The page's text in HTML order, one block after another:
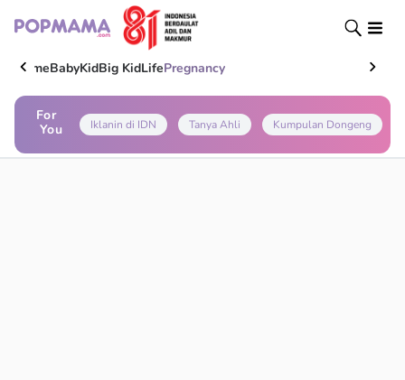
HomeBabyKidBig KidLifePregnancy
For
You
Iklanin di IDN Tanya Ahli Kumpulan Dongeng